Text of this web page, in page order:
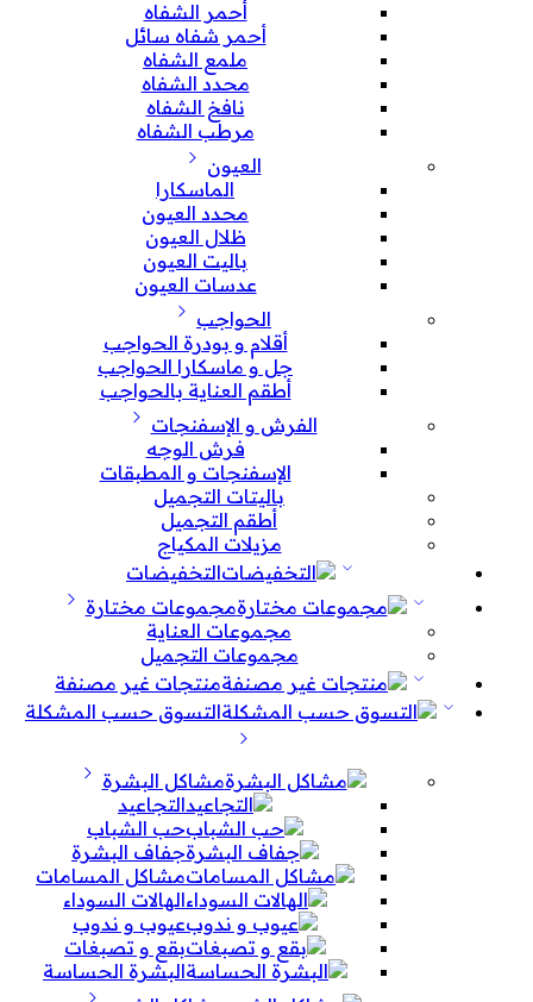
أحمر الشفاه
أحمر شفاه سائل
ملمع الشفاه
محدد الشفاه
نافخ الشفاه
مرطب الشفاه
العيون
الماسكارا
محدد العيون
ظلال العيون
باليت العيون
عدسات العيون
الحواجب
أقلام و بودرة الحواجب
جل و ماسكارا الحواجب
أطقم العناية بالحواجب
الفرش و الإسفنجات
فرش الوجه
الإسفنجات و المطبقات
باليتات التجميل
أطقم التجميل
مزيلات المكياج
التخفيضات
مجموعات مختارة
مجموعات العناية
مجموعات التجميل
منتجات غير مصنفة
التسوق حسب المشكلة
مشاكل البشرة
التجاعيد
حب الشباب
جفاف البشرة
مشاكل المسامات
الهالات السوداء
عيوب و ندوب
بقع و تصبغات
البشرة الحساسة